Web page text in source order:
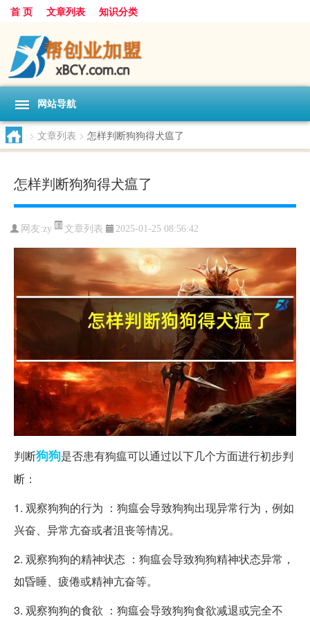
首 页 文章列表 知识分类
网站导航
> 文章列表 > 怎样判断狗狗得犬瘟了
怎样判断狗狗得犬瘟了
网友:zy 文章列表 2025-01-25 08:56:42
判断狗狗是否患有狗瘟可以通过以下几个方面进行初步判
断：
1. 观察狗狗的行为 ：狗瘟会导致狗狗出现异常行为，例如
兴奋、异常亢奋或者沮丧等情况。
2. 观察狗狗的精神状态 ：狗瘟会导致狗狗精神状态异常，
如昏睡、疲倦或精神亢奋等。
3. 观察狗狗的食欲 ：狗瘟会导致狗狗食欲减退或完全不